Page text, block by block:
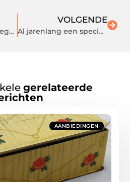
Wilt u parket laten leggen of onderhouden in Oosterhout?
VOLGENDE
Al jarenlang een specialist in zwenkwielen en bokwielen
gerelateerde
AANBIEDINGEN